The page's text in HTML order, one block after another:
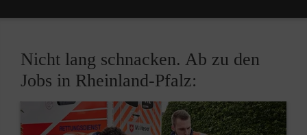
Nicht lang schnacken. Ab zu den
Jobs in Rheinland-Pfalz: